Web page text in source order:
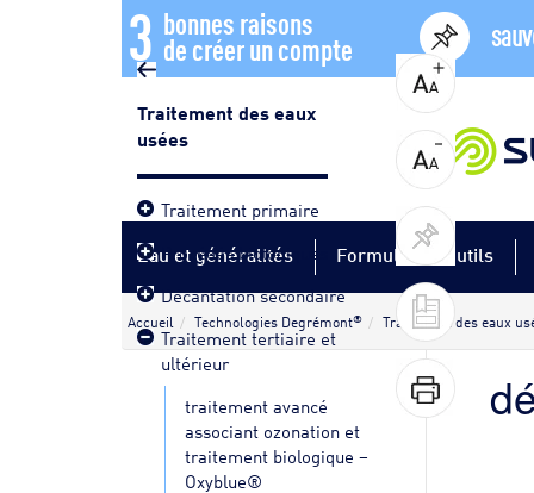
3 bonnes raisons
de créer un compte
Eau et généralités Formules et outils
Accueil Technologies Degrémont® Traitement des eaux
Traitement des eaux
usées
Traitement primaire
Procédés biologiques
Décantation secondaire
Traitement tertiaire et
ultérieur
traitement avancé
associant ozonation et
traitement biologique –
Oxyblue®